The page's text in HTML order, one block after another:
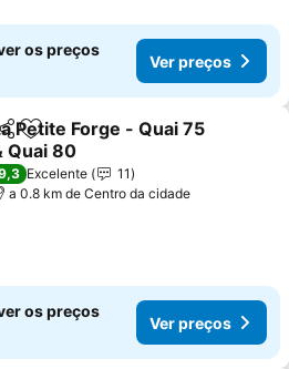
os preços
Ver preços
Adicionar aos favoritos
Petite Forge - Quai 75
Quai 80
Excelente
11
a 0.8 km de Centro da cidade
os preços
Ver preços